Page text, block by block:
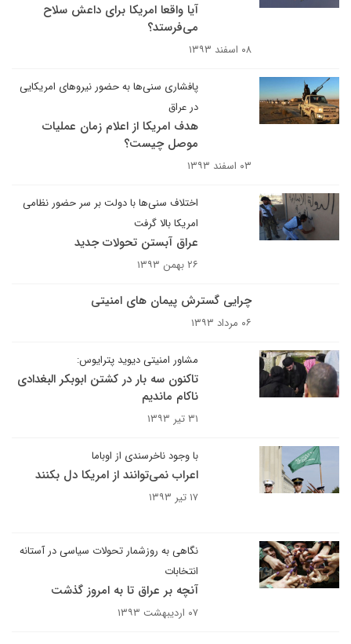
آیا واقعا امریکا برای داعش سلاح
می‌فرستد؟
۰۸ اسفند ۱۳۹۳
پافشاری سنی‌ها به حضور نیروهای امریکایی
در عراق
هدف امریکا از اعلام زمان عملیات
موصل چیست؟
۰۳ اسفند ۱۳۹۳
اختلاف سنی‌ها با دولت بر سر حضور نظامی
امریکا بالا گرفت
عراق آبستن تحولات جدید
۲۶ بهمن ۱۳۹۳
چرایی گسترش پیمان های امنیتی
۰۶ مرداد ۱۳۹۳
مشاور امنیتی دیوید پترایوس:
تاکنون سه بار در کشتن ابوبکر البغدادی
ناکام ماندیم
۳۱ تیر ۱۳۹۳
با وجود ناخرسندی از اوباما
اعراب نمی‌توانند از امریکا دل بکنند
۱۷ تیر ۱۳۹۳
نگاهی به روزشمار تحولات سیاسی در آستانه
انتخابات
آنچه بر عراق تا به امروز گذشت
۰۷ اردیبهشت ۱۳۹۳